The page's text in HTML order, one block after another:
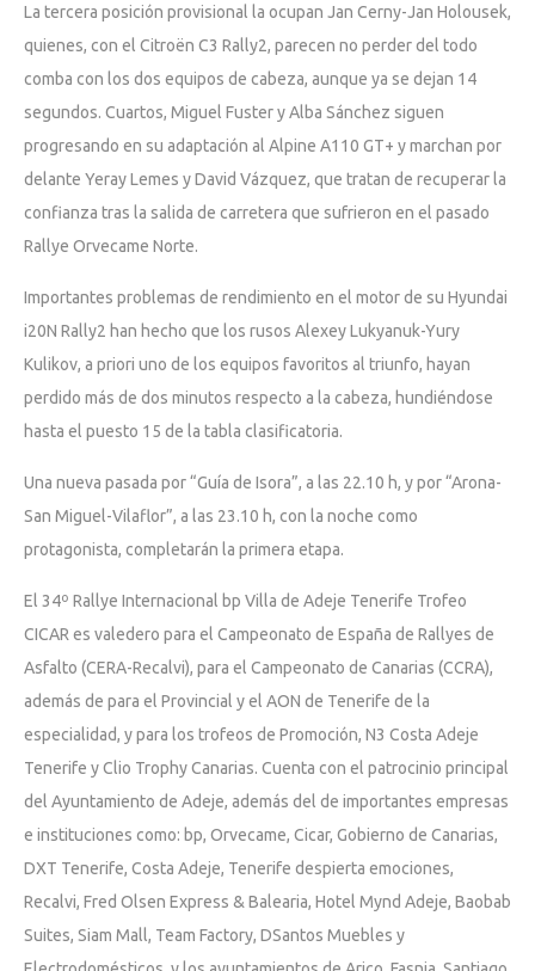
La tercera posición provisional la ocupan Jan Cerny-Jan Holousek,
quienes, con el Citroën C3 Rally2, parecen no perder del todo
comba con los dos equipos de cabeza, aunque ya se dejan 14
segundos. Cuartos, Miguel Fuster y Alba Sánchez siguen
progresando en su adaptación al Alpine A110 GT+ y marchan por
delante Yeray Lemes y David Vázquez, que tratan de recuperar la
confianza tras la salida de carretera que sufrieron en el pasado
Rallye Orvecame Norte.
Importantes problemas de rendimiento en el motor de su Hyundai
i20N Rally2 han hecho que los rusos Alexey Lukyanuk-Yury
Kulikov, a priori uno de los equipos favoritos al triunfo, hayan
perdido más de dos minutos respecto a la cabeza, hundiéndose
hasta el puesto 15 de la tabla clasificatoria.
Una nueva pasada por “Guía de Isora”, a las 22.10 h, y por “Arona-
San Miguel-Vilaflor”, a las 23.10 h, con la noche como
protagonista, completarán la primera etapa.
El 34º Rallye Internacional bp Villa de Adeje Tenerife Trofeo
CICAR es valedero para el Campeonato de España de Rallyes de
Asfalto (CERA-Recalvi), para el Campeonato de Canarias (CCRA),
además de para el Provincial y el AON de Tenerife de la
especialidad, y para los trofeos de Promoción, N3 Costa Adeje
Tenerife y Clio Trophy Canarias. Cuenta con el patrocinio principal
del Ayuntamiento de Adeje, además del de importantes empresas
e instituciones como: bp, Orvecame, Cicar, Gobierno de Canarias,
DXT Tenerife, Costa Adeje, Tenerife despierta emociones,
Recalvi, Fred Olsen Express & Balearia, Hotel Mynd Adeje, Baobab
Suites, Siam Mall, Team Factory, DSantos Muebles y